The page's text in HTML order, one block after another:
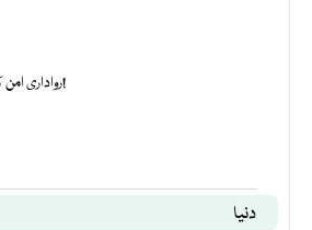
رواداری امن کی بنیاد!
دنیا